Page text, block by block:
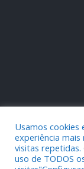
Usamos cookies
experiência
visitas repetidas.
uso de TODOS